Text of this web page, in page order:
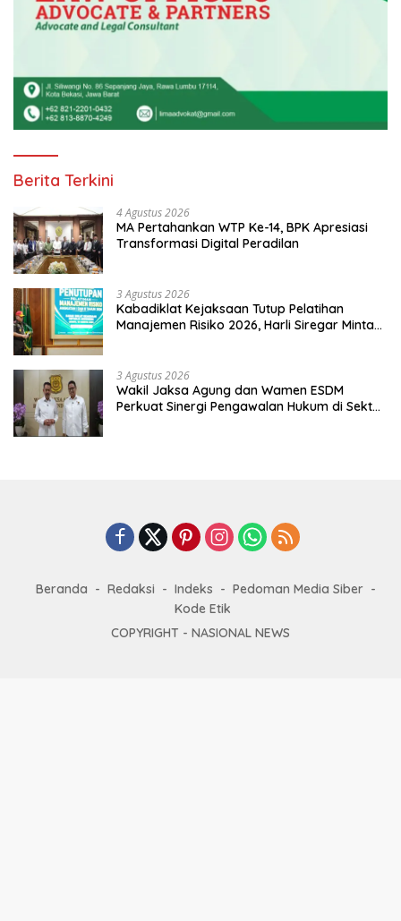
Berita Terkini
4 Agustus 2026
MA Pertahankan WTP Ke-14, BPK Apresiasi
Transformasi Digital Peradilan
3 Agustus 2026
Kabadiklat Kejaksaan Tutup Pelatihan
Manajemen Risiko 2026, Harli Siregar Minta
3 Agustus 2026
Wakil Jaksa Agung dan Wamen ESDM
Perkuat Sinergi Pengawalan Hukum di Sektor
Beranda Redaksi Indeks
Pedoman Media Siber
Kode Etik
COPYRIGHT - NASIONAL NEWS